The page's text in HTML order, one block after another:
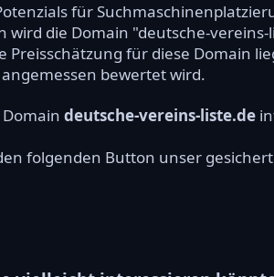
für
wird die Domain "deutsche-
Preisschätzung für diese Domain
bewertet wird.
deutsche-vereins-liste.de
folgenden Button unser